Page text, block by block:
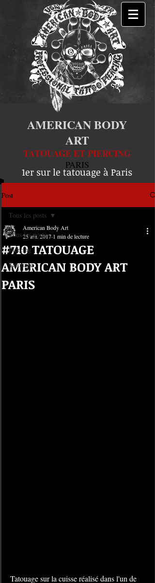
AMERICAN BODY
ART
TATOUAGE ET PIERCING
PARIS
1er sur le tatouage à Paris
Post
Tous les posts
Piercing
Tatouage
Tous les posts
#710 TATOUAGE
AMERICAN BODY ART
PARIS
American Body Art
25 avr. 2017 1 min de lecture
Tatouage sur la cuisse réalisé dans l'un de